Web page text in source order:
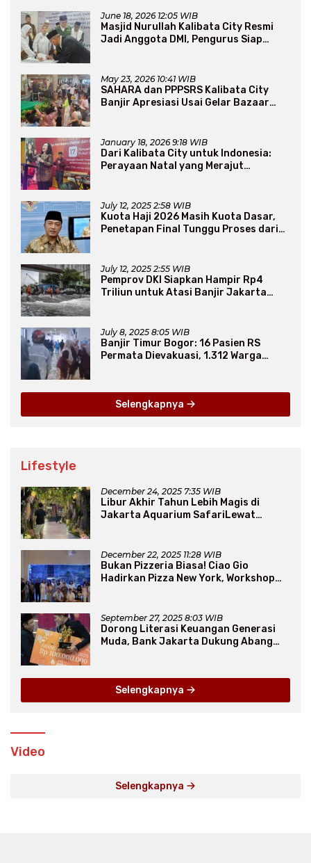
June 18, 2026 12:05 WIB
Masjid Nurullah Kalibata City Resmi
Jadi Anggota DMI, Pengurus Siap
May 23, 2026 10:41 WIB
SAHARA dan PPPSRS Kalibata City
Banjir Apresiasi Usai Gelar Bazaar
January 18, 2026 9:18 WIB
Dari Kalibata City untuk Indonesia:
Perayaan Natal yang Merajut
July 12, 2025 2:58 WIB
Kuota Haji 2026 Masih Kuota Dasar,
Penetapan Final Tunggu Proses dari
July 12, 2025 2:55 WIB
Pemprov DKI Siapkan Hampir Rp4
Triliun untuk Atasi Banjir Jakarta
July 8, 2025 8:05 WIB
Banjir Timur Bogor: 16 Pasien RS
Permata Dievakuasi, 1.312 Warga
Selengkapnya
Lifestyle
December 24, 2025 7:35 WIB
Libur Akhir Tahun Lebih Magis di
Jakarta Aquarium SafariLewat
December 22, 2025 11:28 WIB
Bukan Pizzeria Biasa! Ciao Gio
Hadirkan Pizza New York, Workshop
September 27, 2025 8:03 WIB
Dorong Literasi Keuangan Generasi
Muda, Bank Jakarta Dukung Abang
Selengkapnya
Video
Selengkapnya